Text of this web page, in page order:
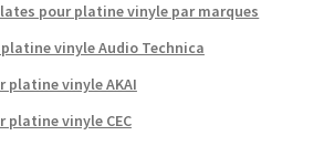
pour platine vinyle par marques
vinyle Audio Technica
platine vinyle AKAI
platine vinyle CEC